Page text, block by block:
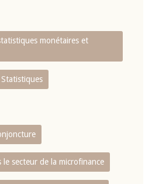
monétaires et
le secteur de la microfinance